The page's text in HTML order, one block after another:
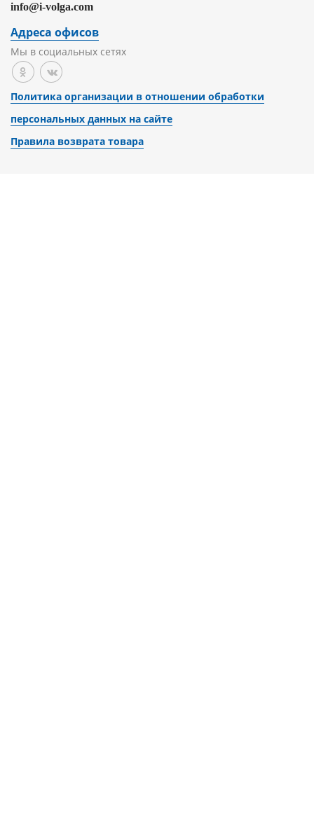
info@i-volga.com
Адреса офисов
Мы в социальных сетях
Политика организации в отношении обработки
персональных данных на сайте
Правила возврата товара